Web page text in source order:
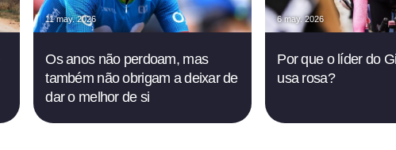
11 may. 2026
Os anos não perdoam, mas
também não obrigam a deixar de
dar o melhor de si
6 may. 2026
Por que o líder do
usa rosa?